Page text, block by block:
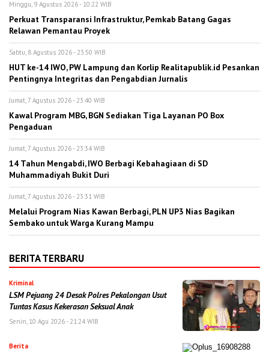
Minggu, 9 Agustus 2026 - 10:22 WIB
Perkuat Transparansi Infrastruktur, Pemkab Batang Gagas
Relawan Pemantau Proyek
Sabtu, 8 Agustus 2026 - 23:50 WIB
HUT ke-14 IWO, PW Lampung dan Korlip Realitapublik.id Pesankan
Pentingnya Integritas dan Pengabdian Jurnalis
Jumat, 7 Agustus 2026 - 23:40 WIB
Kawal Program MBG, BGN Sediakan Tiga Layanan PO Box
Pengaduan
Jumat, 7 Agustus 2026 - 23:34 WIB
14 Tahun Mengabdi, IWO Berbagi Kebahagiaan di SD
Muhammadiyah Bukit Duri
Jumat, 7 Agustus 2026 - 23:31 WIB
Melalui Program Nias Kawan Berbagi, PLN UP3 Nias Bagikan
Sembako untuk Warga Kurang Mampu
BERITA TERBARU
Kriminal
LSM Pejuang 24 Desak Polres Pekalongan Usut
Tuntas Kasus Kekerasan Seksual Anak
Senin, 10 Agu 2026 - 21:24 WIB
Berita